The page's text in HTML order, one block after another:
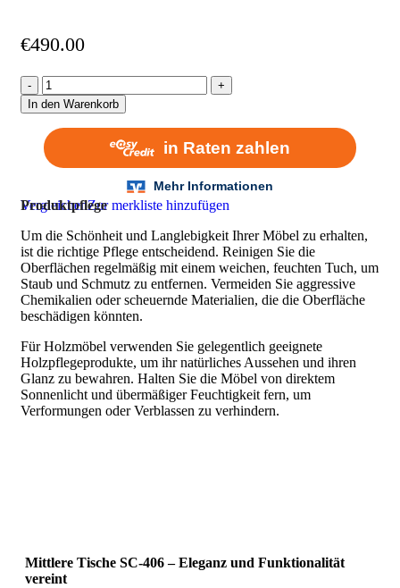
€490.00
In den Warenkorb
VergleichenZur merkliste hinzufügen
Produktpflege
Um die Schönheit und Langlebigkeit Ihrer Möbel zu erhalten,
ist die richtige Pflege entscheidend. Reinigen Sie die
Oberflächen regelmäßig mit einem weichen, feuchten Tuch, um
Staub und Schmutz zu entfernen. Vermeiden Sie aggressive
Chemikalien oder scheuernde Materialien, die die Oberfläche
beschädigen könnten.
Für Holzmöbel verwenden Sie gelegentlich geeignete
Holzpflegeprodukte, um ihr natürliches Aussehen und ihren
Glanz zu bewahren. Halten Sie die Möbel von direktem
Sonnenlicht und übermäßiger Feuchtigkeit fern, um
Verformungen oder Verblassen zu verhindern.
Mittlere Tische SC-406 – Eleganz und Funktionalität
vereint